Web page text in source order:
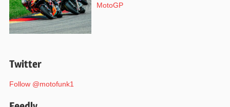
MotoGP
Twitter
Follow @motofunk1